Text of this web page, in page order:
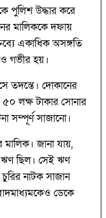
পুলিশ উদ্ধার করে
মালিককে দফায়
একাধিক অসঙ্গতি
গভীর হয়।
তদন্তে। দোকানের
৫০ লক্ষ টাকার সোনার
সম্পূর্ণ সাজানো।
জানা যায়,
ঋণ ছিল। সেই ঋণ
নাটক সাজান
ডেকে